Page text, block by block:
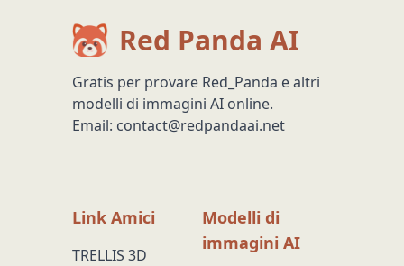
Red Panda AI
Gratis per provare Red_Panda e altri
modelli di immagini AI online.
Email: contact@redpandaai.net
Link Amici
TRELLIS 3D
Modelli di
immagini AI